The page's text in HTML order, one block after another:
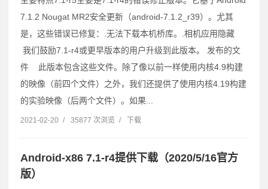
7.1.2 Nougat MR2安全更新（android-7.1.2_r39）。尤其
是，这些错误已修复：.无法下载本机桥库。.相机应用隐藏
我们鼓励7.1-r4或更早版本的用户升级到此版本。 发布的文
件 此版本包含这些文件。除了像以前一样使用内核4.9构建
的映像（前四个文件）之外，我们还提供了使用内核4.19构建
的实验映像（后两个文件）。如果...
2021-02-20 / 35877 次浏览 / 下载
Android-x86 7.1-r4提供下载（2020/5/16官方
版）